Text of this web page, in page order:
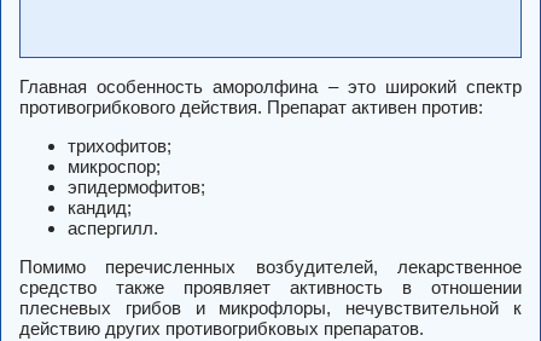
Главная особенность аморолфина – это широкий спектр
противогрибкового действия. Препарат активен против:
трихофитов;
микроспор;
эпидермофитов;
кандид;
аспергилл.
Помимо перечисленных возбудителей, лекарственное
средство также проявляет активность в отношении
плесневых грибов и микрофлоры, нечувствительной к
действию других противогрибковых препаратов.